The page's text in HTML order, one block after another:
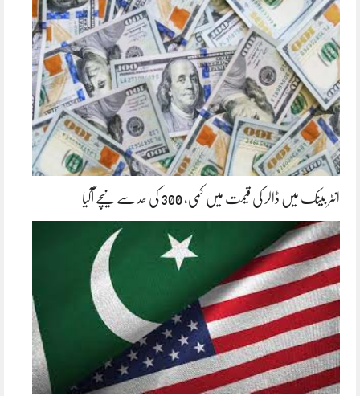
انٹر بینک میں ڈالر کی قیمت میں کمی، 300 کی حد سے نیچے آگیا